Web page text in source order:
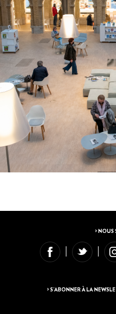
> NOUS
> S’ABONNER À LA